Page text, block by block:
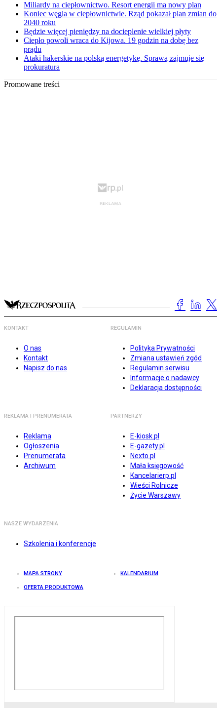
Miliardy na ciepłownictwo. Resort energii ma nowy plan
Koniec węgla w ciepłownictwie. Rząd pokazał plan zmian do
2040 roku
Będzie więcej pieniędzy na docieplenie wielkiej płyty
Ciepło powoli wraca do Kijowa. 19 godzin na dobę bez
prądu
Ataki hakerskie na polską energetykę. Sprawą zajmuje się
prokuratura
Promowane treści
KONTAKT
O nas
Kontakt
Napisz do nas
REGULAMIN
Polityka Prywatności
Zmiana ustawień zgód
Regulamin serwisu
Informacje o nadawcy
Deklaracja dostępności
REKLAMA I PRENUMERATA
Reklama
Ogłoszenia
Prenumerata
Archiwum
PARTNERZY
E-kiosk.pl
E-gazety.pl
Nexto.pl
Mała księgowość
Kancelarierp.pl
Wieści Rolnicze
Życie Warszawy
NASZE WYDARZENIA
Szkolenia i konferencje
MAPA STRONY KALENDARIUM
OFERTA PRODUKTOWA